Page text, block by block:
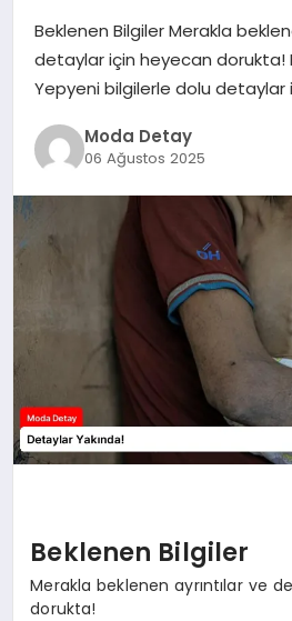
EĞITIM
EKONOMI
TEKNOLOJI
YAŞAM
Beklenen Bilgiler Merakla
detaylar için heyecan dorukta!
Yepyeni bilgilerle dolu detaylar
Moda Detay
06 Ağustos 2025
Beklenen Bilgiler
Merakla beklenen ayrıntılar ve
dorukta!